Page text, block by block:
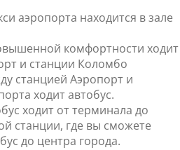
аэропорта находится в зале
комфортности ходит
и станции Коломбо
станцией Аэропорт и
ходит автобус.
ходит от терминала до
станции, где вы сможете
до центра города.